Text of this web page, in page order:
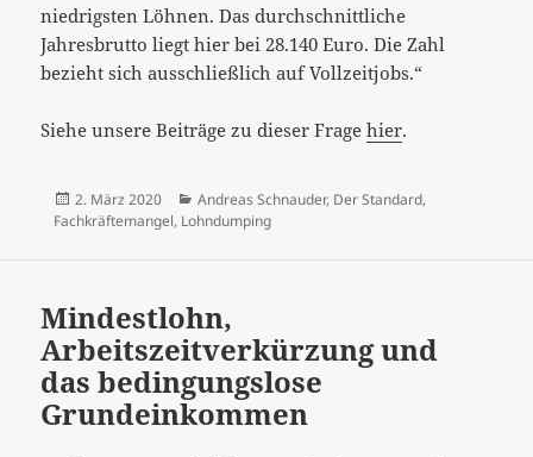
niedrigsten Löhnen. Das durchschnittliche
Jahresbrutto liegt hier bei 28.140 Euro. Die Zahl
bezieht sich ausschließlich auf Vollzeitjobs.“
Siehe unsere Beiträge zu dieser Fragehier.
Veröffentlicht
am
2. März 2020 Kategorien
Andreas Schnauder, Der Standard,
Fachkräftemangel, Lohndumping
Mindestlohn,
Arbeitszeitverkürzung und
das bedingungslose
Grundeinkommen